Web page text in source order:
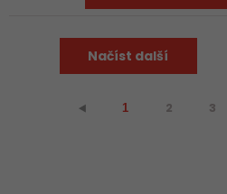
Načíst další
⯇ 1 2 3